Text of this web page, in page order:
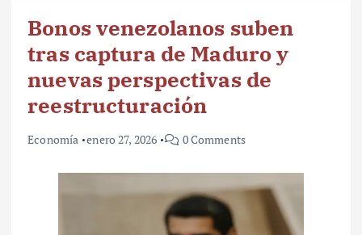
Bonos venezolanos suben
tras captura de Maduro y
nuevas perspectivas de
reestructuración
Economía enero 27, 2026 0 Comments